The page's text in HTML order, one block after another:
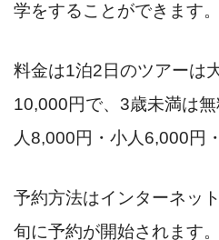
学をすることができます。
料金は1泊2日のツアーは
10,000円で、3歳未満は
人8,000円・小人6,000円
予約方法はインターネッ
旬に予約が開始されます。